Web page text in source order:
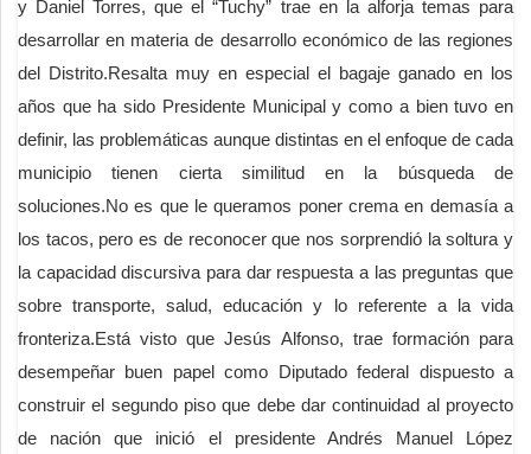
y Daniel Torres, que el “Tuchy” trae en la alforja temas para
desarrollar en materia de desarrollo económico de las regiones
del Distrito.Resalta muy en especial el bagaje ganado en los
años que ha sido Presidente Municipal y como a bien tuvo en
definir, las problemáticas aunque distintas en el enfoque de cada
municipio tienen cierta similitud en la búsqueda de
soluciones.No es que le queramos poner crema en demasía a
los tacos, pero es de reconocer que nos sorprendió la soltura y
la capacidad discursiva para dar respuesta a las preguntas que
sobre transporte, salud, educación y lo referente a la vida
fronteriza.Está visto que Jesús Alfonso, trae formación para
desempeñar buen papel como Diputado federal dispuesto a
construir el segundo piso que debe dar continuidad al proyecto
de nación que inició el presidente Andrés Manuel López